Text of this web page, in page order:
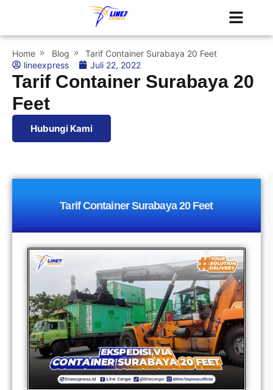
Home Blog
Tarif Container Surabaya 20 Feet
lineexpress
Juli 22, 2022
Tarif Container Surabaya 20
Feet
Hubungi Kami
Tarif Container Surabaya 20 Feet